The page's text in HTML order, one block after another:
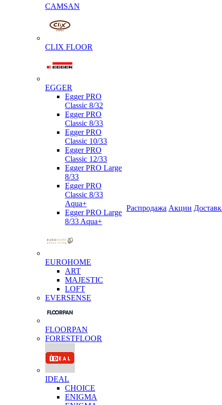
CAMSAN
CLIX FLOOR
EGGER
Egger PRO
Classic 8/32
Egger PRO
Classic 8/33
Egger PRO
Classic 10/33
Egger PRO
Classic 12/33
Egger PRO Large
8/33
Egger PRO
Classic 8/33
Aqua+
Egger PRO Large
8/33 Aqua+
EUROHOME
ART
MAJESTIC
LOFT
EVERSENSE
FLOORPAN
FORESTFLOOR
IDEAL
CHOICE
ENIGMA
Распродажа Акции